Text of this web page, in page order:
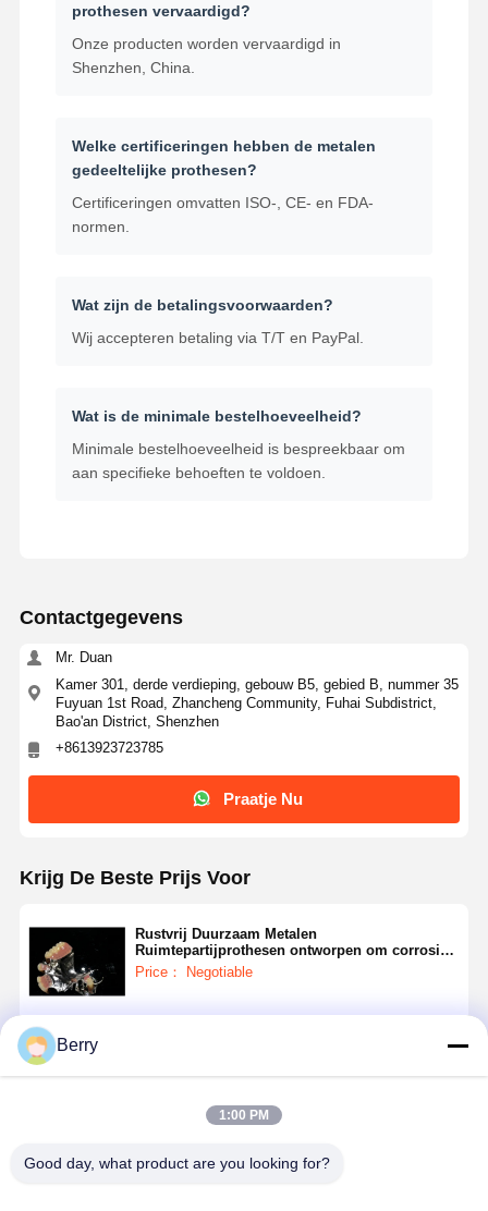
prothesen vervaardigd?
Onze producten worden vervaardigd in
Shenzhen, China.
Welke certificeringen hebben de metalen
gedeeltelijke prothesen?
Certificeringen omvatten ISO-, CE- en FDA-
normen.
Wat zijn de betalingsvoorwaarden?
Wij accepteren betaling via T/T en PayPal.
Wat is de minimale bestelhoeveelheid?
Minimale bestelhoeveelheid is bespreekbaar om
aan specifieke behoeften te voldoen.
Contactgegevens
Mr. Duan
Kamer 301, derde verdieping, gebouw B5, gebied B, nummer 35
Fuyuan 1st Road, Zhancheng Community, Fuhai Subdistrict,
Bao'an District, Shenzhen
+8613923723785
Praatje Nu
Krijg De Beste Prijs Voor
Rustvrij Duurzaam Metalen
Ruimtepartijprothesen ontworpen om corrosie
te weerstaan en tandheelkundige
hersteloplossingen te bieden
Price： Negotiable
Geadviseerde Producten
Berry
1:00 PM
Good day, what product are you looking for?